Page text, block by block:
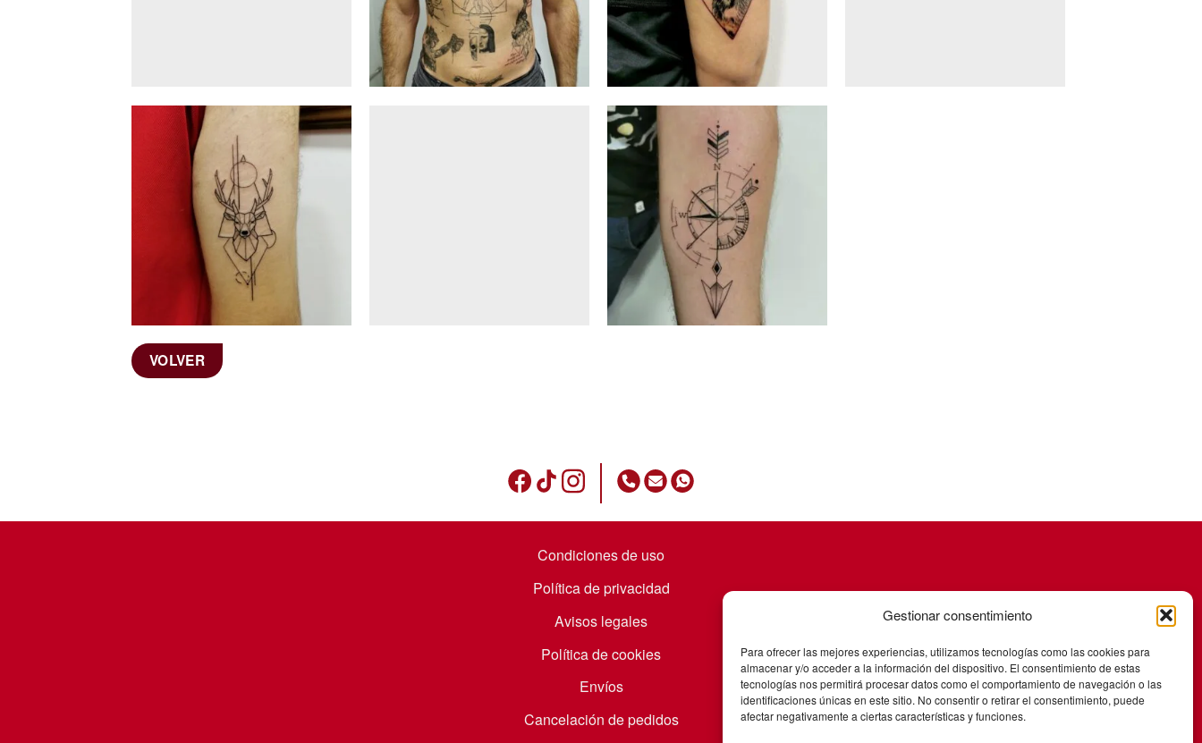
Gestionar consentimiento
Para ofrecer las mejores experiencias, utilizamos tecnologías como las cookies para
almacenar y/o acceder a la información del dispositivo. El consentimiento de estas
tecnologías nos permitirá procesar datos como el comportamiento de navegación o las
identificaciones únicas en este sitio. No consentir o retirar el consentimiento, puede
afectar negativamente a ciertas características y funciones.
VOLVER
Condiciones de uso
Política de privacidad
Avisos legales
Política de cookies
Envíos
Cancelación de pedidos